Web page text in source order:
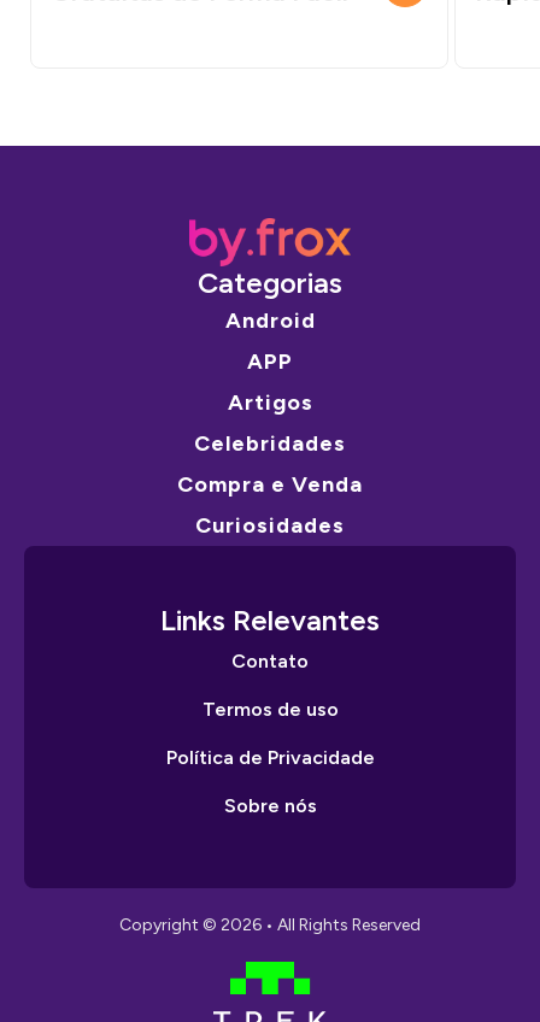
Categorias
Android
APP
Artigos
Celebridades
Compra e Venda
Curiosidades
Links Relevantes
Contato
Termos de uso
Política de Privacidade
Sobre nós
Copyright © 2026 • All Rights Reserved